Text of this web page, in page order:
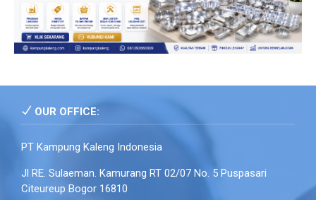
OUR OFFICE:
PT Kampung Kaleng Indonesia
Jl RE. Sulaeman. Kamurang RT 02/07 No. 5 Puspasari
Citeureup Bogor 16810